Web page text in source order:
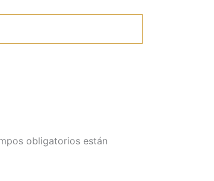
obligatorios están